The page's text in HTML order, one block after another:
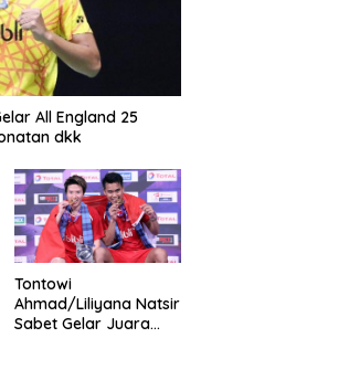
All England 25
dkk
Tontowi
Ahmad/Liliyana Natsir
Sabet Gelar Juara